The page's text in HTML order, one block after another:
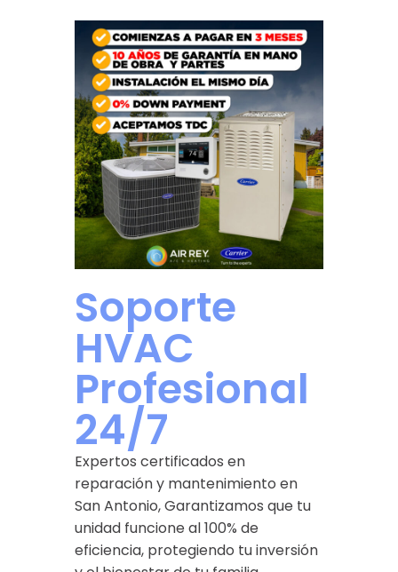
Soporte
HVAC
Profesional
24/7
Expertos certificados en
reparación y mantenimiento en
San Antonio, Garantizamos que tu
unidad funcione al 100% de
eficiencia, protegiendo tu inversión